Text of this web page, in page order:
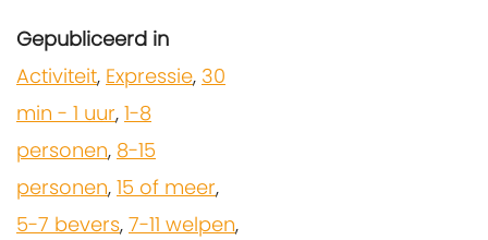
Gepubliceerd in
Activiteit, Expressie, 30
min - 1 uur, 1-8
personen, 8-15
personen, 15 of meer,
5-7 bevers, 7-11 welpen,